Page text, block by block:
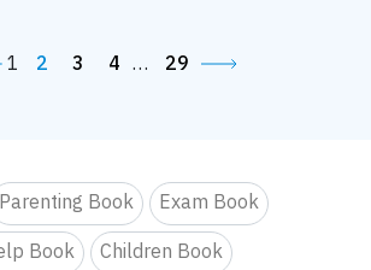
1 2 3 4 … 29
Parenting Book
Exam Book
Book
Children Book